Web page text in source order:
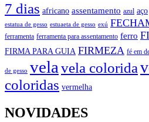
7 dias africano assentamento azul aço
estatua de gesso estuaeta de gesso exú
ferramenta ferramenta para assentamento ferro
FIRMA PARA GUIA FIRMEZA fé em
de gesso velavela colorida
coloridas vermelha
NOVIDADES